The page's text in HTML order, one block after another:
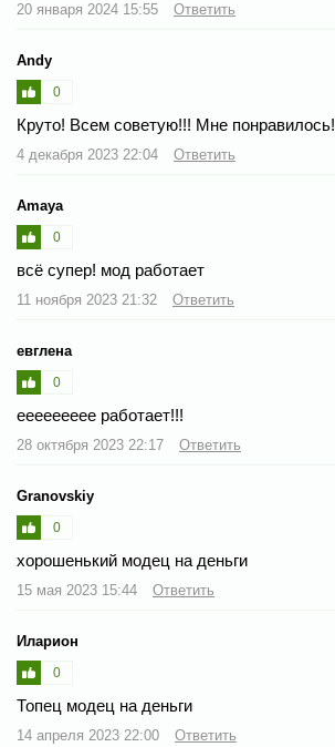
20 января 2024 15:55 Ответить
Andy
0
Круто! Всем советую!!! Мне
4 декабря 2023 22:04 Ответить
Amaya
0
всё супер! мод работает
11 ноября 2023 21:32 Ответить
евглена
0
еееееееее работает!!!
28 октября 2023 22:17 Ответить
Granovskiy
0
хорошенький модец на деньги
15 мая 2023 15:44 Ответить
Иларион
0
Топец модец на деньги
14 апреля 2023 22:00 Ответить